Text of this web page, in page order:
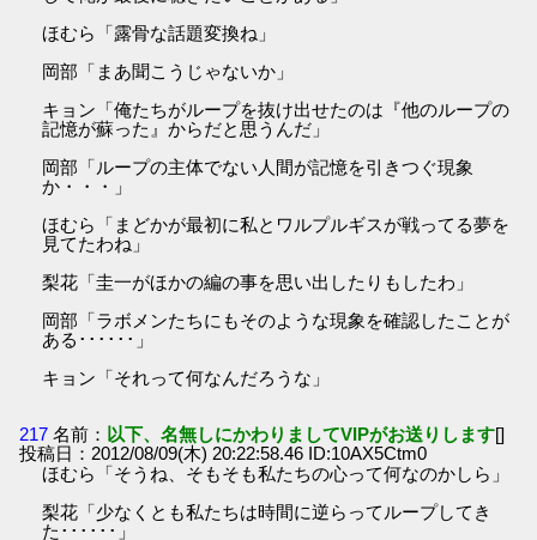
ほむら「露骨な話題変換ね」
岡部「まあ聞こうじゃないか」
キョン「俺たちがループを抜け出せたのは『他のループの
記憶が蘇った』からだと思うんだ」
岡部「ループの主体でない人間が記憶を引きつぐ現象
か・・・」
ほむら「まどかが最初に私とワルプルギスが戦ってる夢を
見てたわね」
梨花「圭一がほかの編の事を思い出したりもしたわ」
岡部「ラボメンたちにもそのような現象を確認したことが
ある･･････」
キョン「それって何なんだろうな」
217 名前： 以下、名無しにかわりましてVIPがお送りします[]
投稿日：2012/08/09(木) 20:22:58.46 ID:10AX5Ctm0
ほむら「そうね、そもそも私たちの心って何なのかしら」
梨花「少なくとも私たちは時間に逆らってループしてき
た･･････」